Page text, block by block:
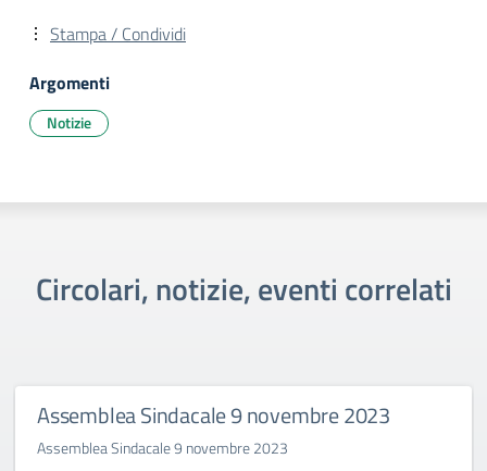
Stampa / Condividi
Argomenti
Notizie
Circolari, notizie, eventi correlati
Assemblea Sindacale 9 novembre 2023
Assemblea Sindacale 9 novembre 2023